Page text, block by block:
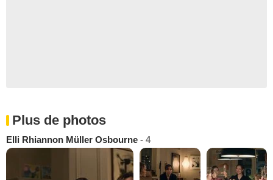
Plus de photos
Elli Rhiannon Müller Osbourne - 4